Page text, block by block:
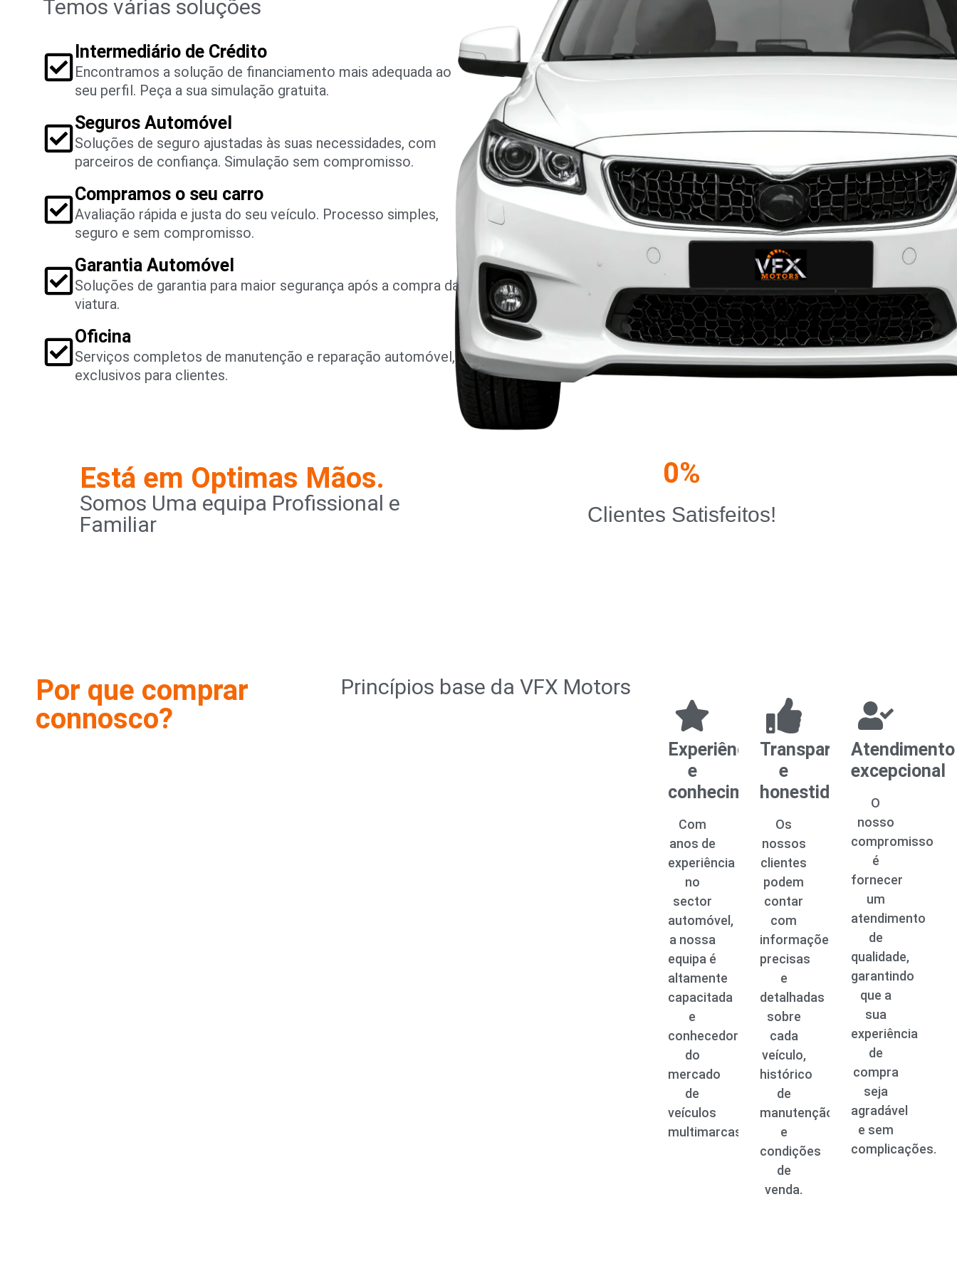
Temos várias soluções
Intermediário de Crédito
Encontramos a solução de financiamento mais adequada ao
seu perfil. Peça a sua simulação gratuita.
Seguros Automóvel
Soluções de seguro ajustadas às suas necessidades, com
parceiros de confiança. Simulação sem compromisso.
Compramos o seu carro
Avaliação rápida e justa do seu veículo. Processo simples,
seguro e sem compromisso.
Garantia Automóvel
Soluções de garantia para maior segurança após a compra da
viatura.
Oficina
Serviços completos de manutenção e reparação automóvel,
exclusivos para clientes.
Está em Optimas Mãos.
Somos Uma equipa Profissional e
Familiar
Clientes Satisfeitos!
0%
Por que comprar
connosco?
Princípios base da VFX Motors
Experiência
e
conhecimento
Com
anos de
experiência
no
sector
automóvel,
a nossa
equipa é
altamente
capacitada
e
conhecedora
do
mercado
de
veículos
multimarcas.
Transparência
e
honestidade
Os
nossos
clientes
podem
contar
com
informações
precisas
e
detalhadas
sobre
cada
veículo,
histórico
de
manutenção
e
condições
de
venda.
Atendimento
excepcional
O
nosso
compromisso
é
fornecer
um
atendimento
de
qualidade,
garantindo
que a
sua
experiência
de
compra
seja
agradável
e sem
complicações.